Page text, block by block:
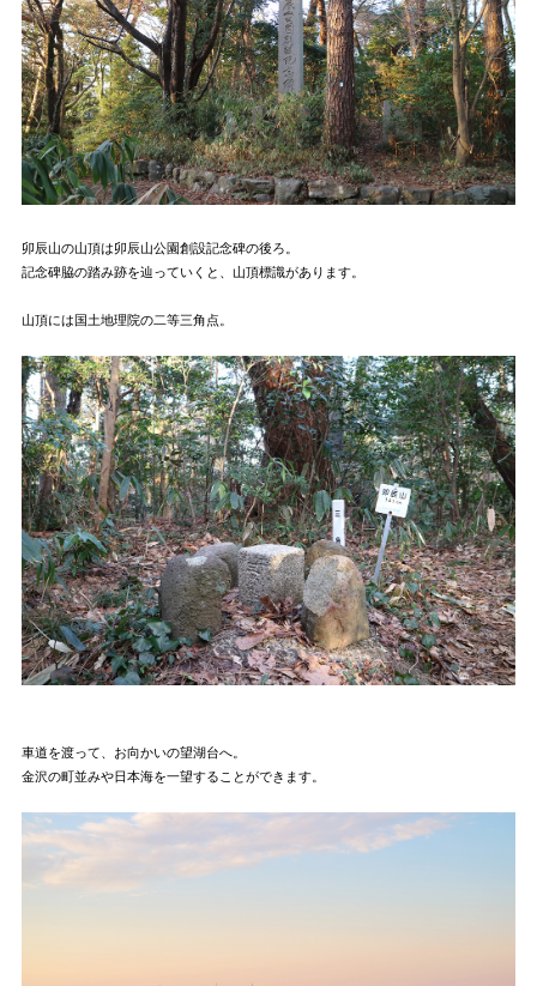
卯辰山の山頂は卯辰山公園創設記念碑の後ろ。
記念碑脇の踏み跡を辿っていくと、山頂標識があります。
山頂には国土地理院の二等三角点。
車道を渡って、お向かいの望湖台へ。
金沢の町並みや日本海を一望することができます。